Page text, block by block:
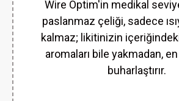
Wire Optim'in medikal
paslanmaz çeliği, sadece
kalmaz; likitinizin
aromaları bile yakmadan,
buharlaştırır.